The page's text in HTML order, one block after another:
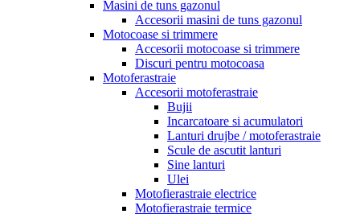
Masini de tuns gazonul
Accesorii masini de tuns gazonul
Motocoase si trimmere
Accesorii motocoase si trimmere
Discuri pentru motocoasa
Motoferastraie
Accesorii motoferastraie
Bujii
Incarcatoare si acumulatori
Lanturi drujbe / motoferastraie
Scule de ascutit lanturi
Sine lanturi
Ulei
Motofierastraie electrice
Motofierastraie termice